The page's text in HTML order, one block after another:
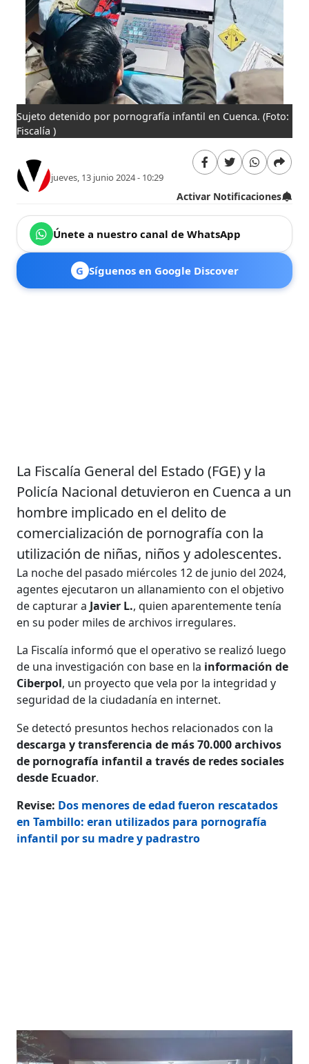
Sujeto detenido por pornografía infantil en Cuenca. (Foto:
Fiscalía )
jueves, 13 junio 2024 - 10:29
Activar Notificaciones
Únete a nuestro canal de WhatsApp
G Síguenos en Google Discover
La Fiscalía General del Estado (FGE) y la
Policía Nacional detuvieron en Cuenca a un
hombre implicado en el delito de
comercialización de pornografía con la
utilización de niñas, niños y adolescentes.
La noche del pasado miércoles 12 de junio del 2024,
agentes ejecutaron un allanamiento con el objetivo
de capturar a Javier L., quien aparentemente tenía
en su poder miles de archivos irregulares.
La Fiscalía informó que el operativo se realizó luego
de una investigación con base en la información de
Ciberpol, un proyecto que vela por la integridad y
seguridad de la ciudadanía en internet.
Se detectó presuntos hechos relacionados con la
descarga y transferencia de más 70.000 archivos
de pornografía infantil a través de redes sociales
desde Ecuador.
Revise: Dos menores de edad fueron rescatados
en Tambillo: eran utilizados para pornografía
infantil por su madre y padrastro